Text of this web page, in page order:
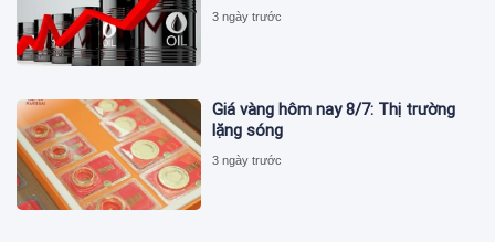
3 ngày trước
Giá vàng hôm nay 8/7: Thị trường
lặng sóng
3 ngày trước